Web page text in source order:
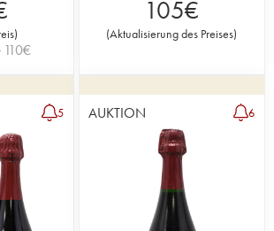
)
110€
105€
(Aktualisierung des Preises)
5 AUKTION 6